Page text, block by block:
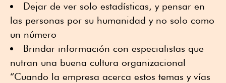
Dejar de ver solo estadísticas, y pensar en
las personas por su humanidad y no solo como
un número
Brindar información con especialistas que
nutran una buena cultura organizacional
“Cuando la empresa acerca estos temas y vías